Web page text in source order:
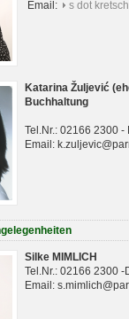
Email:
s dot
Katarina Žuljević
Buchhaltung
Tel.Nr.: 02166 2300 -
Email:
Silke MIMLICH
Tel.Nr.: 02166 2300 -
Email: